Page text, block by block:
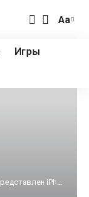
Аа
Игры
iPhone 17: обновлённый дизайн, более яркие экраны и улучшённые камеры